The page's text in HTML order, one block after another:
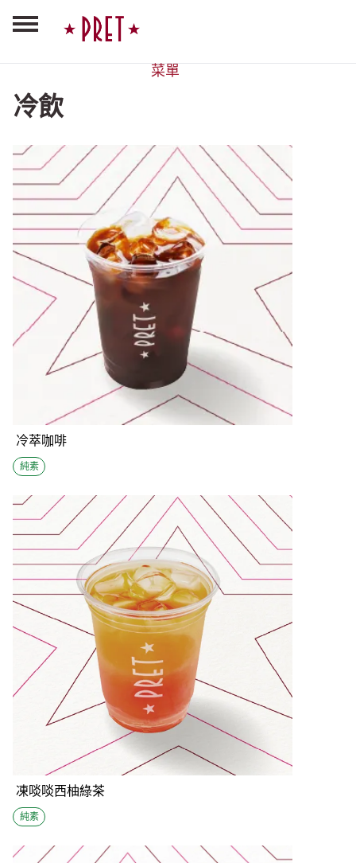
冷飲
菜單
冷萃咖啡
純素
凍啖啖西柚綠茶
純素